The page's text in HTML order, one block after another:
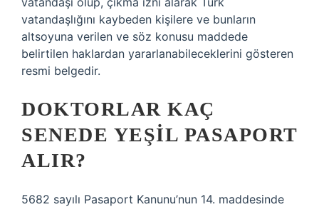
vatandaşlığını kaybeden kişilere ve bunların
altsoyuna verilen ve söz konusu maddede
belirtilen haklardan yararlanabileceklerini gösteren
resmi belgedir.
DOKTORLAR KAÇ
SENEDE YEŞIL PASAPORT
ALIR?
5682 sayılı Pasaport Kanunu’nun 14. maddesinde